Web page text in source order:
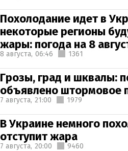
Похолодание идет в
некоторые регионы
жары: погода на 8
8 августа, 06:46 1361
Грозы, град и шквалы:
объявлено штормовое
7 августа, 21:00 1979
В Украине немного
отступит жара
7 августа, 20:00 9460